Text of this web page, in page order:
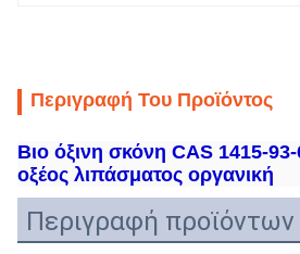
Περιγραφή Του Προϊόντος
Βιο όξινη σκόνη CAS 1415-
οξέος λιπάσματος οργανική
Περιγραφή προϊόντων